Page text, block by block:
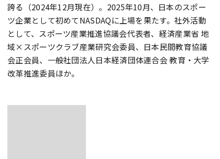
誇る（2024年12月現在）。2025年10月、日本のスポー
ツ企業として初めてNASDAQに上場を果たす。社外活動
として、スポーツ産業推進協議会代表者、経済産業省 地
域×スポーツクラブ産業研究会委員、日本民間教育協議
会正会員、一般社団法人日本経済団体連合会 教育・大学
改革推進委員ほか。